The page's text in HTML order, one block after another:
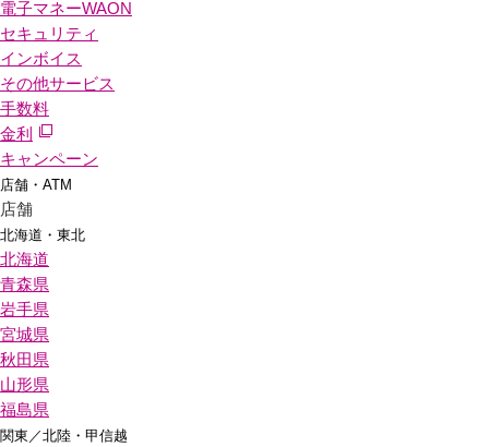
電子マネーWAON
セキュリティ
インボイス
その他サービス
手数料
金利
キャンペーン
店舗・ATM
店舗
北海道・東北
北海道
青森県
岩手県
宮城県
秋田県
山形県
福島県
関東／北陸・甲信越